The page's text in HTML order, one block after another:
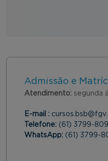
Admissão e
Atendimento: segunda
E-mail :
Telefone: (61) 3799-
WhatsApp: (61) 3799-